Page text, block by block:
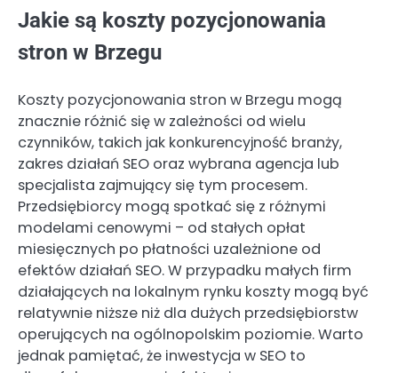
Jakie są koszty pozycjonowania
stron w Brzegu
Koszty pozycjonowania stron w Brzegu mogą
znacznie różnić się w zależności od wielu
czynników, takich jak konkurencyjność branży,
zakres działań SEO oraz wybrana agencja lub
specjalista zajmujący się tym procesem.
Przedsiębiorcy mogą spotkać się z różnymi
modelami cenowymi – od stałych opłat
miesięcznych po płatności uzależnione od
efektów działań SEO. W przypadku małych firm
działających na lokalnym rynku koszty mogą być
relatywnie niższe niż dla dużych przedsiębiorstw
operujących na ogólnopolskim poziomie. Warto
jednak pamiętać, że inwestycja w SEO to